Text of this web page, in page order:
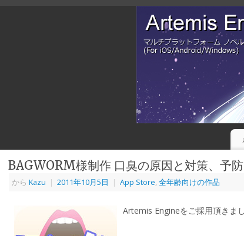
BAGWORM様制作 口臭の原因と対策、予
から Kazu | 2011年10月5日 | App Store, 全年齢向けの作品
Artemis Engineをご採用頂きまし